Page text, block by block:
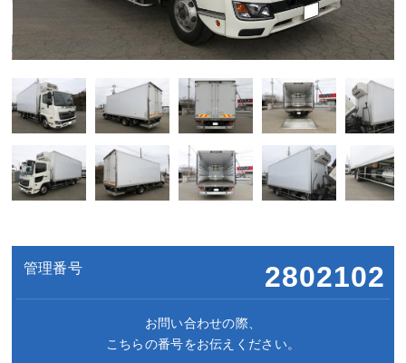
管理番号 2802102
お問い合わせの際、
こちらの番号をお伝えください。